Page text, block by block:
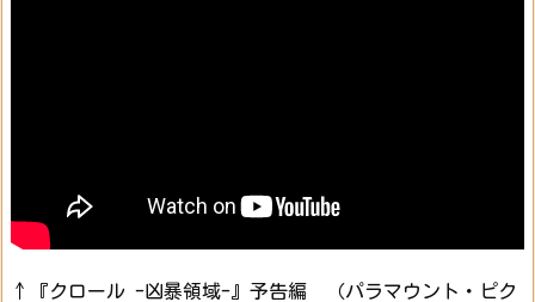
↑『クロール -凶暴領域-』予告編 （パラマウント・ピク